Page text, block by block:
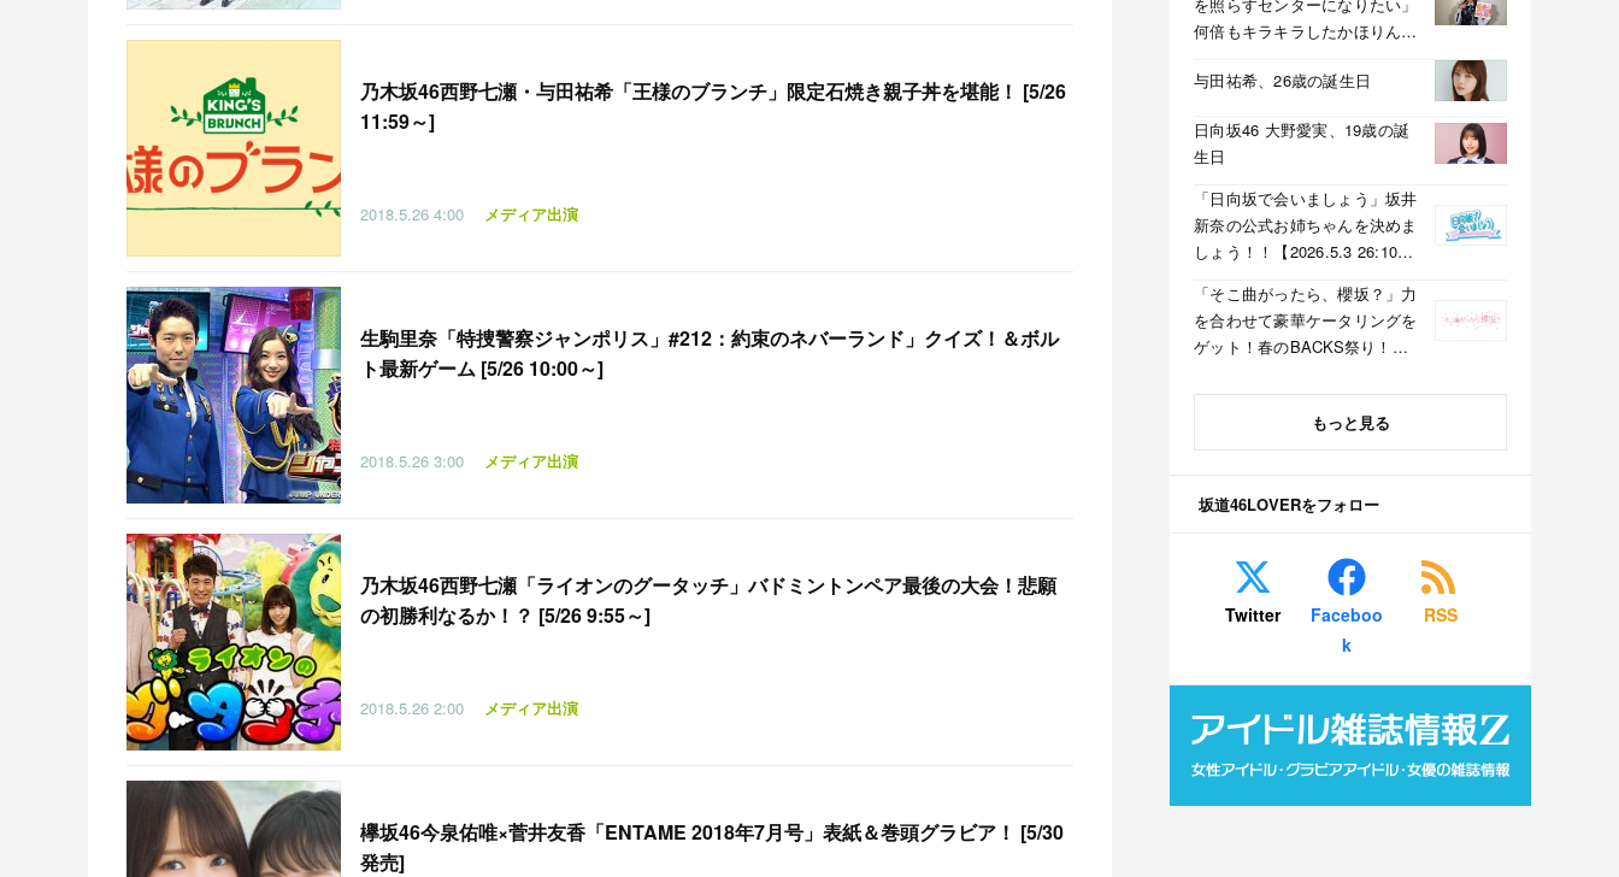
乃木坂46西野七瀬・与田祐希「王様のブランチ」限定石焼き親子丼を堪能！ [5/26
11:59～]
2018.5.26 4:00 メディア出演
生駒里奈「特捜警察ジャンポリス」#212：約束のネバーランド」クイズ！＆ボル
ト最新ゲーム [5/26 10:00～]
2018.5.26 3:00 メディア出演
乃木坂46西野七瀬「ライオンのグータッチ」バドミントンペア最後の大会！悲願
の初勝利なるか！？ [5/26 9:55～]
2018.5.26 2:00 メディア出演
欅坂46今泉佑唯×菅井友香「ENTAME 2018年7月号」表紙＆巻頭グラビア！ [5/30
発売]
を照らすセンターになりたい」
何倍もキラキラしたかほりんが
与田祐希、26歳の誕生日
日向坂46 大野愛実、19歳の誕
生日
「日向坂で会いましょう」坂井
新奈の公式お姉ちゃんを決めま
しょう！！【2026.5.3 26:10〜
「そこ曲がったら、櫻坂？」力
を合わせて豪華ケータリングを
ゲット！春のBACKS祭り！
京】
もっと見る
坂道46LOVERをフォロー
Twitter
Faceboo
k
RSS